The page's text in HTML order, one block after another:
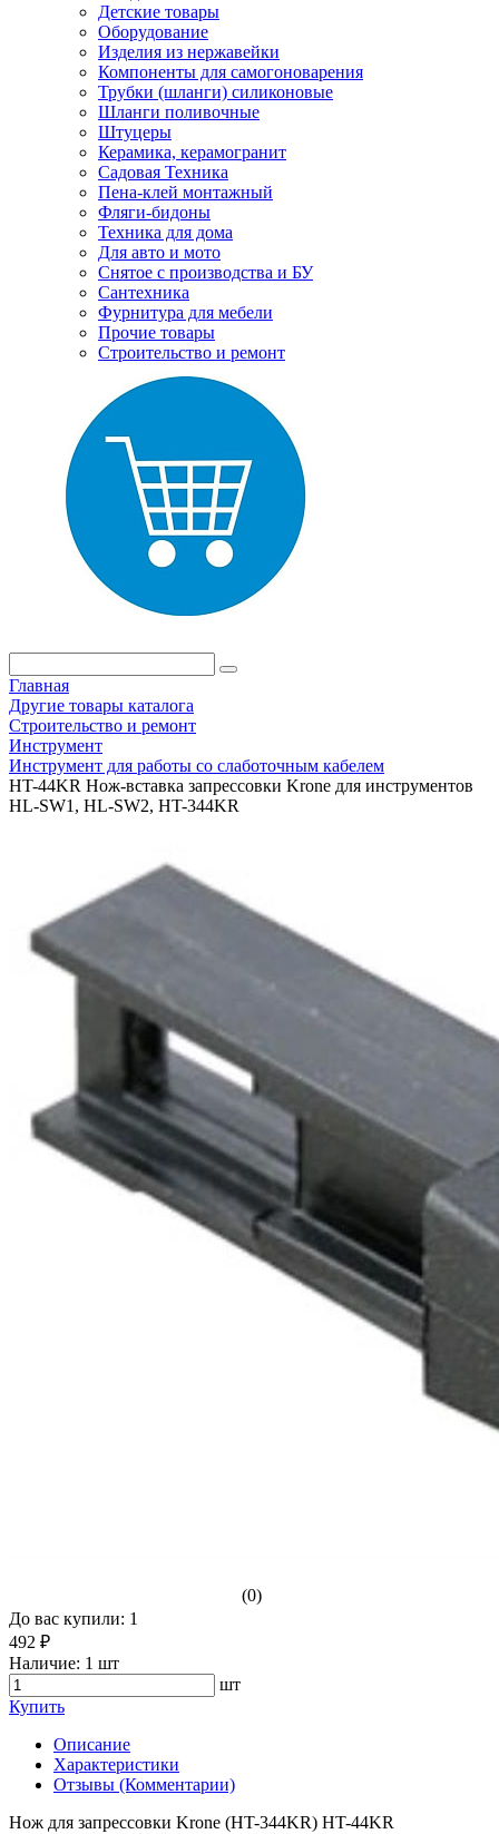
Детские товары
Оборудование
Изделия из нержавейки
Компоненты для самогоноварения
Трубки (шланги) силиконовые
Шланги поливочные
Штуцеры
Керамика, керамогранит
Садовая Техника
Пена-клей монтажный
Фляги-бидоны
Техника для дома
Для авто и мото
Снятое с производства и БУ
Сантехника
Фурнитура для мебели
Прочие товары
Строительство и ремонт
Главная
Другие товары каталога
Строительство и ремонт
Инструмент
Инструмент для работы со слаботочным кабелем
HT-44KR Нож-вставка запрессовки Krone для инструментов
HL-SW1, HL-SW2, HT-344KR
(0)
До вас купили: 1
492 ₽
Наличие: 1 шт
шт
Купить
Описание
Характеристики
Отзывы (Комментарии)
Нож для запрессовки Krone (HT-344KR) HT-44KR